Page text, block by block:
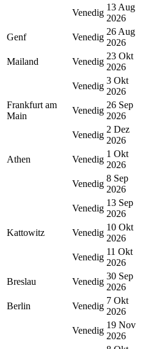
Venedig
13 Aug
2026
Genf
Venedig
26 Aug
2026
Mailand
Venedig
23 Okt
2026
Venedig
3 Okt
2026
Frankfurt am
Main
Venedig
26 Sep
2026
Venedig
2 Dez
2026
Athen
Venedig
1 Okt
2026
Venedig
8 Sep
2026
Venedig
13 Sep
2026
Kattowitz
Venedig
10 Okt
2026
Venedig
11 Okt
2026
Breslau
Venedig
30 Sep
2026
Berlin
Venedig
7 Okt
2026
Venedig
19 Nov
2026